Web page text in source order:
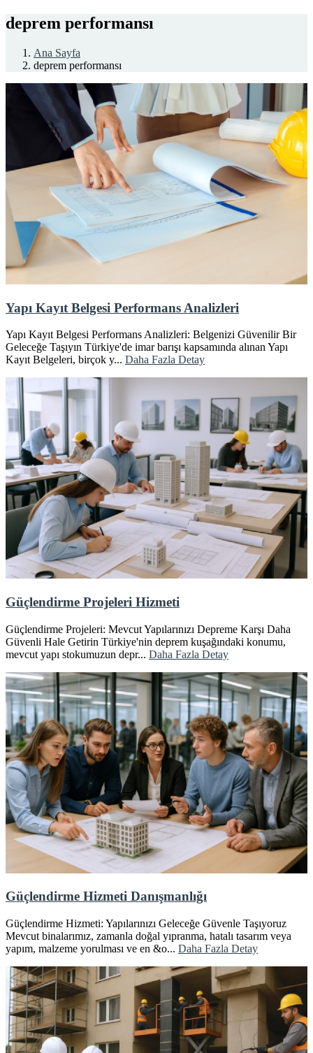
deprem performansı
Ana Sayfa
deprem performansı
Yapı Kayıt Belgesi Performans Analizleri
Yapı Kayıt Belgesi Performans Analizleri: Belgenizi Güvenilir Bir
Geleceğe Taşıyın Türkiye'de imar barışı kapsamında alınan Yapı
Kayıt Belgeleri, birçok y... Daha Fazla Detay
Güçlendirme Projeleri Hizmeti
Güçlendirme Projeleri: Mevcut Yapılarınızı Depreme Karşı Daha
Güvenli Hale Getirin Türkiye'nin deprem kuşağındaki konumu,
mevcut yapı stokumuzun depr... Daha Fazla Detay
Güçlendirme Hizmeti Danışmanlığı
Güçlendirme Hizmeti: Yapılarınızı Geleceğe Güvenle Taşıyoruz
Mevcut binalarımız, zamanla doğal yıpranma, hatalı tasarım veya
yapım, malzeme yorulması ve en &o... Daha Fazla Detay